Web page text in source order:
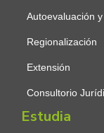
Autoevaluación
Regionalización
Extensión
Consultorio
Estudia